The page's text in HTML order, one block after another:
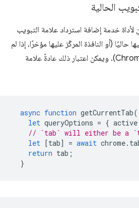
الحالية
خدمة إضافة استرداد علامة التبويب
حاليًا (أو النافذة المركّز عليها مؤخرًا، إذا لم
يتم التركيز على أي نوافذ Chrome). ويمكن اعتبار ذلك عادةً علامة
async function getCurrentTab
let queryOptions = { active
// `tab` will either be a
let [tab] = await chrome.
return tab ;
}